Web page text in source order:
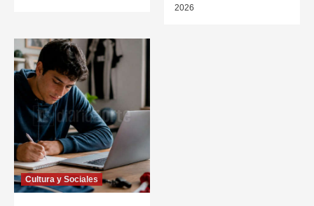
2026
Cultura y Sociales